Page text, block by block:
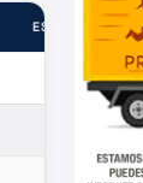
ESTADO
—